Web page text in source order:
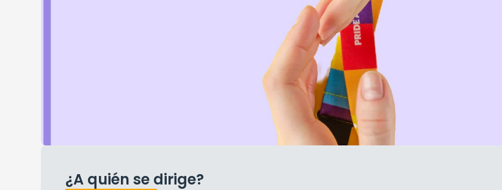
¿A quién se dirige?